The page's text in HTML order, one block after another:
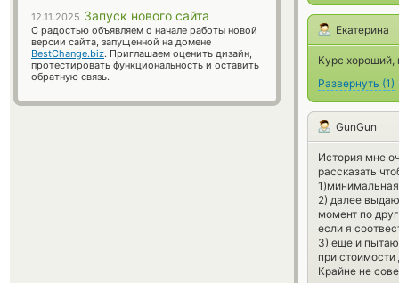
Екатерина
Курс хороший,
Развернуть (1)
GunGun
История мне
рассказать
2) далее
момент по
если я
3) еще и
при стоимости
Крайне не
12.11.2025 Запуск нового сайта
С радостью объявляем о начале работы новой
версии сайта, запущенной на домене
BestChange.biz. Приглашаем оценить дизайн,
протестировать функциональность и оставить
обратную связь.